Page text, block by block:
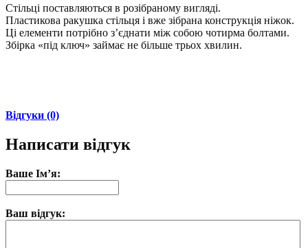
Стільці поставляються в розібраному вигляді.
Пластикова ракушка стільця і ​​вже зібрана конструкція ніжок.
Ці елементи потрібно з’єднати між собою чотирма болтами.
Збірка «під ключ» займає не більше трьох хвилин.
Відгуки (0)
Написати відгук
Ваше Ім’я:
Ваш відгук: